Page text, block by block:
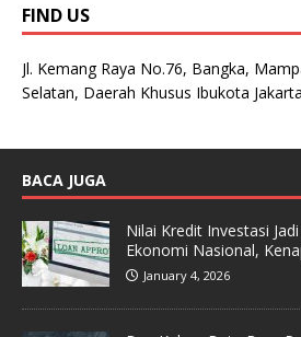
FIND US
Jl. Kemang Raya No.76, Bangka,
Selatan, Daerah Khusus Ibukota
BACA JUGA
Nilai Kredit Investasi
Ekonomi Nasional,
January 4, 2026